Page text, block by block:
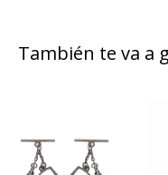
También te va a